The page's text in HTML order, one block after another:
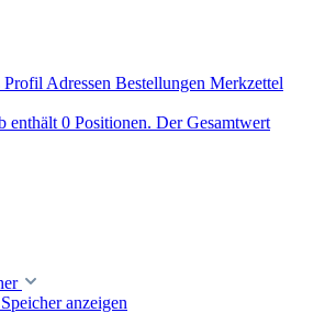
Profil Adressen Bestellungen Merkzettel
enthält 0 Positionen. Der Gesamtwert
anzeigen